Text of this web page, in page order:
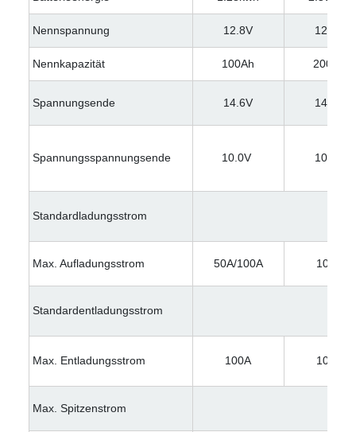
Nennspannung 12.8V 12.8V
Nennkapazität 100Ah 200Ah
Spannungsende 14.6V 14.6V
Spannungsspannungsende 10.0V 10.0V
Standardladungsstrom
Max. Aufladungsstrom 50A/100A 100A
Standardentladungsstrom
Max. Entladungsstrom 100A 100A
Max. Spitzenstrom